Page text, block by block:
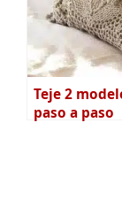
Teje 2
paso a paso